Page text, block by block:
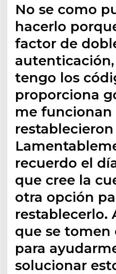
No se como
hacerlo
factor de
tengo los
proporciona
me funcionan
recuerdo el
que cree la
otra opción
restablecerlo.
que se tomen
para
solucionar